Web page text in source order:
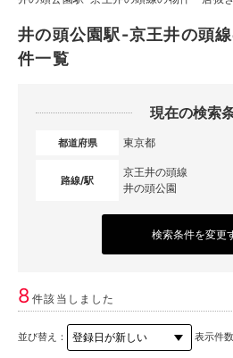
井の頭公園駅-京王井の頭
件一覧
現在の検索
都道府県 東京都
路線/駅
京王井の頭線
井の頭公園
検索条件を変更
8件該当しました
並び替え： 表示件数